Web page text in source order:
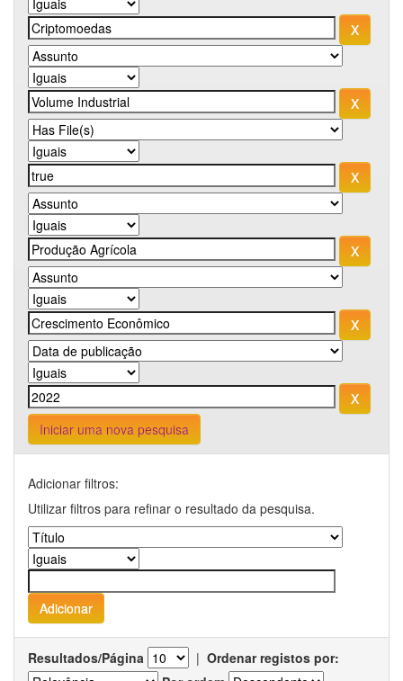
Iniciar uma nova pesquisa
Adicionar filtros:
Utilizar filtros para refinar o resultado da pesquisa.
Resultados/Página | Ordenar registos por: